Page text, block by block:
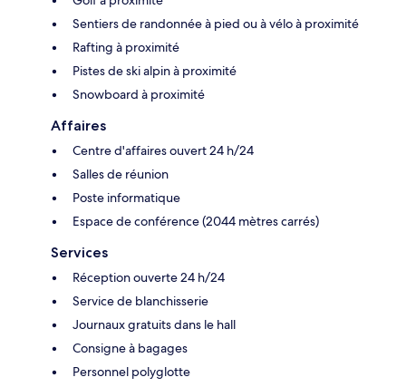
Sentiers de randonnée à pied ou à vélo à proximité
Rafting à proximité
Pistes de ski alpin à proximité
Snowboard à proximité
Affaires
Centre d'affaires ouvert 24 h/24
Salles de réunion
Poste informatique
Espace de conférence (2044 mètres carrés)
Services
Réception ouverte 24 h/24
Service de blanchisserie
Journaux gratuits dans le hall
Consigne à bagages
Personnel polyglotte